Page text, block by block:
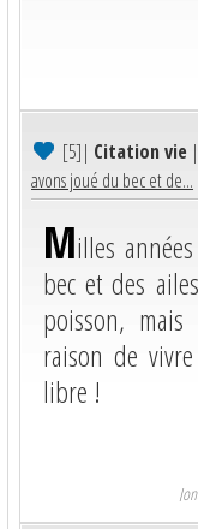
[5]| Citation vie
avons joué du bec et de...
Milles
bec et des
poisson,
raison de
libre !